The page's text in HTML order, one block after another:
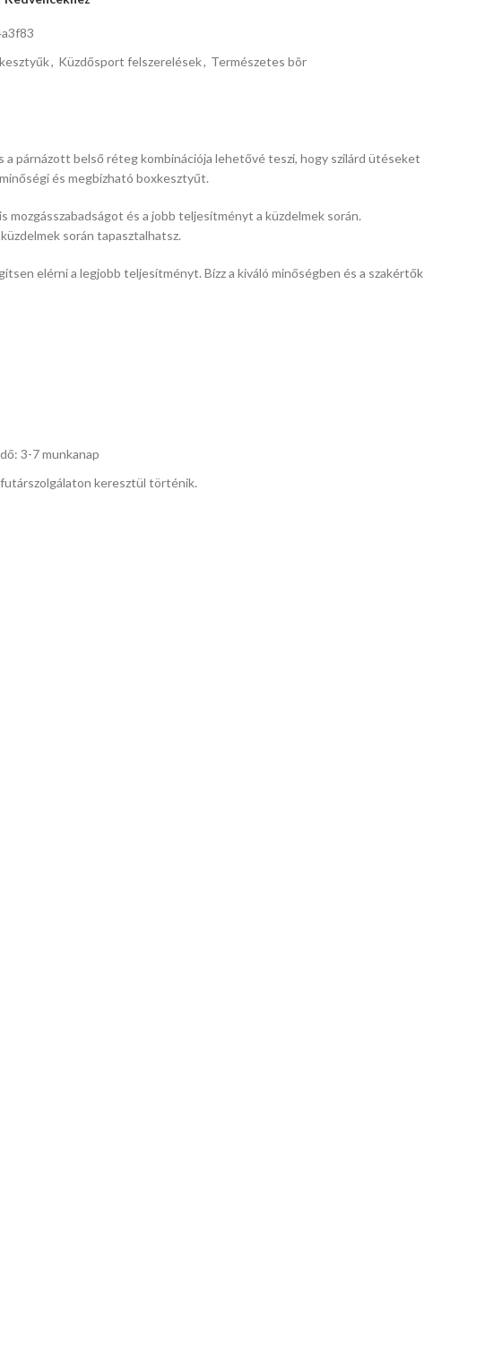
, Küzdősport felszerelések, Természetes bõr
párnázott belső réteg kombinációja lehetővé teszi, hogy szilárd ütéseket
és megbízható boxkesztyűt.
és a jobb teljesítményt a küzdelmek során.
során tapasztalhatsz.
elérni a legjobb teljesítményt. Bízz a kiváló minőségben és a szakértők
3-7 munkanap
keresztül történik.